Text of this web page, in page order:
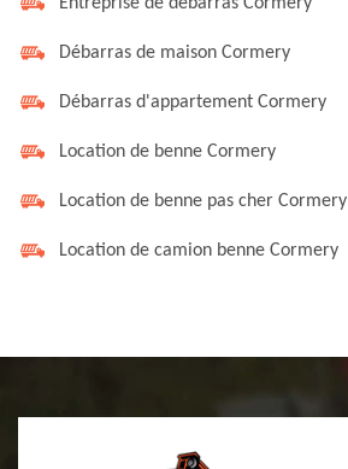
Débarras de maison Cormery
Débarras d'appartement Cormery
Location de benne Cormery
Location de benne pas cher Cormery
Location de camion benne Cormery